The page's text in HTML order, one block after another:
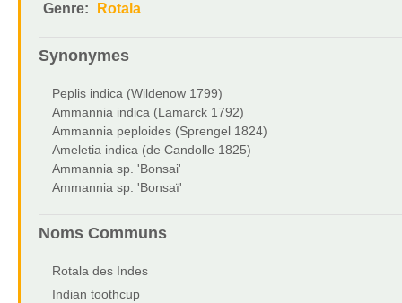
Genre:
Rotala
Synonymes
Peplis indica (Wildenow 1799)
Ammannia indica (Lamarck 1792)
Ammannia peploides (Sprengel 1824)
Ameletia indica (de Candolle 1825)
Ammannia sp. 'Bonsai'
Ammannia sp. 'Bonsaï'
Noms Communs
Rotala des Indes
Indian toothcup